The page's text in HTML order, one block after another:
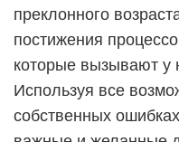
преклонного
постижения
которые вызывают у
Используя все
собственных